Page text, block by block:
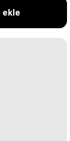
ekle